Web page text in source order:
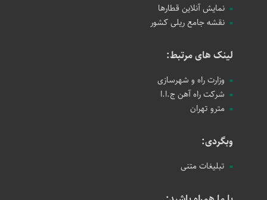
نمایش آنلاین قطارها
نقشه جامع ریلی کشور
لینک های مرتبط:
وزارت راه و شهرسازی
شرکت راه آهن ج.ا.ا
مترو تهران
وبگردی:
تبلیغات متنی